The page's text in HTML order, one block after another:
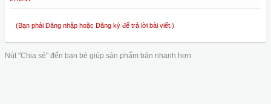
(Bạn phải Đăng nhập hoặc Đăng ký để trả lời bài viết.)
Nút "Chia sẻ" đến bạn bè giúp sản phẩm bán nhanh hơn